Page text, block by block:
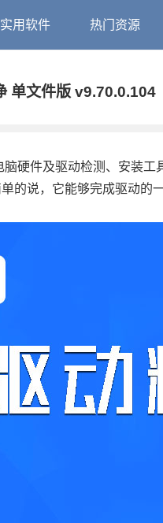
实用软件 热门资源
单文件版 v9.70.0.104
硬件及驱动检测、安装
的说，它能够完成驱动